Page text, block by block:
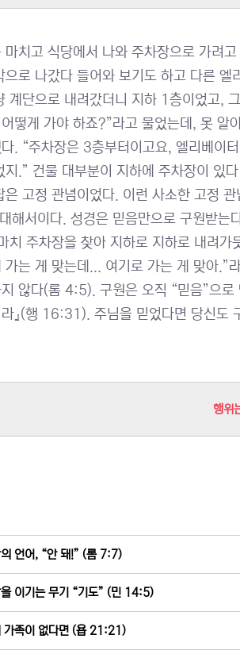
마치고 식당에서 나와 주차장으로 가려
으로 나갔다 들어와 보기도 하고 다른
계단으로 내려갔더니 지하 1층이었고,
떻게 가야 하죠?”라고 물었는데, 못 알
. “주차장은 3층부터이고요, 엘리베이
지.” 건물 대부분이 지하에 주차장이 있
은 고정 관념이었다. 이런 사소한 고정
해서이다. 성경은 믿음만으로 구원받는
치 주차장을 찾아 지하로 지하로 내려가
가는 게 맞는데... 여기로 가는 게 맞아.”
않다(롬 4:5). 구원은 오직 “믿음”으로
』(행 16:31). 주님을 믿었다면 당신도
행위
언어, “안 돼!” (롬 7:7)
이기는 무기 “기도” (민 14:5)
가족이 없다면 (욥 21:21)